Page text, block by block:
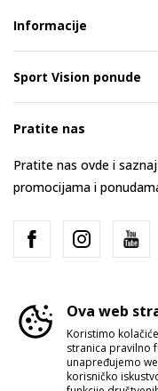
Informacije
Sport Vision ponude
Pratite nas
Pratite nas ovde i
promocijama i
Srbija Promenite
Ova web
Koristimo
stranica pravilno
unapređujemo
korisničko